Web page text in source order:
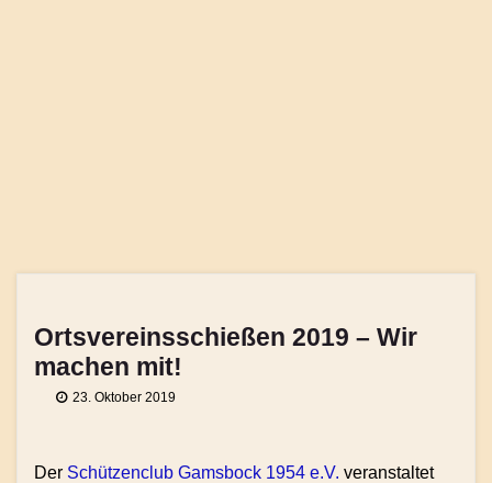
Ortsvereinsschießen 2019 – Wir
machen mit!
23. Oktober 2019
Der Schützenclub Gamsbock 1954 e.V. veranstaltet